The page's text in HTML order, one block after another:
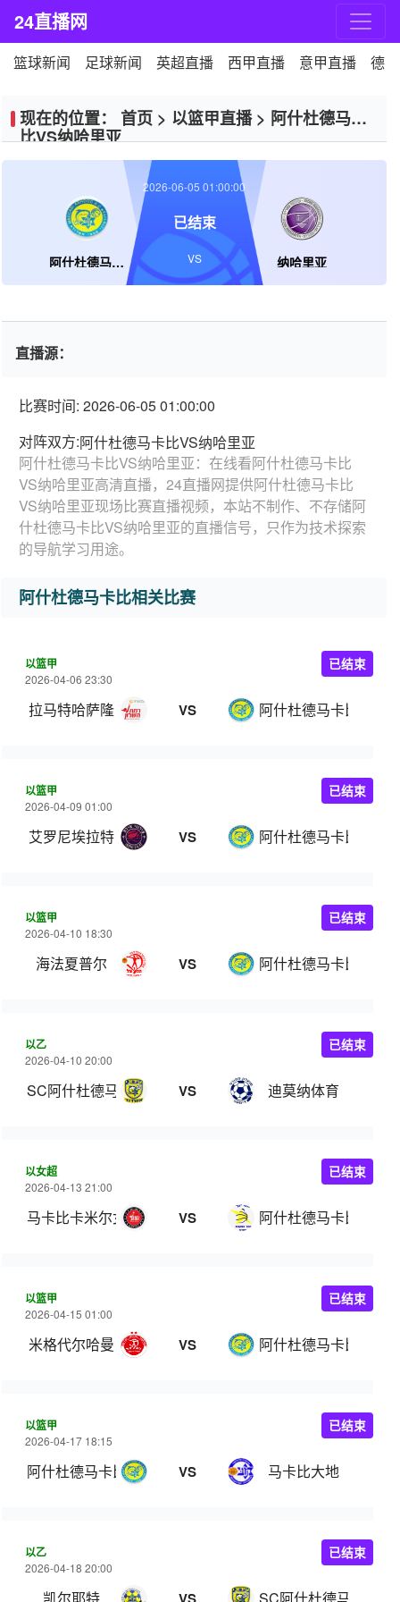
24直播网
篮球新闻 足球新闻 英超直播 西甲直播 意甲直播 德
现在的位置： 首页 > 以篮甲直播> 阿什杜德马卡
比VS纳哈里亚
阿什杜德马卡比 纳哈里亚
2026-06-05 01:00:00
已结束
VS
直播源：
比赛时间: 2026-06-05 01:00:00
对阵双方:阿什杜德马卡比VS纳哈里亚
阿什杜德马卡比VS纳哈里亚：在线看阿什杜德马卡比
VS纳哈里亚高清直播，24直播网提供阿什杜德马卡比
VS纳哈里亚现场比赛直播视频，本站不制作、不存储阿
什杜德马卡比VS纳哈里亚的直播信号，只作为技术探索
的导航学习用途。
阿什杜德马卡比相关比赛
以篮甲
2026-04-06 23:30
拉马特哈萨隆 VS 阿什杜德马卡比
已结束
以篮甲
2026-04-09 01:00
艾罗尼埃拉特 VS 阿什杜德马卡比
已结束
以篮甲
2026-04-10 18:30
海法夏普尔 VS 阿什杜德马卡比
已结束
以乙
2026-04-10 20:00
SC阿什杜德马卡比 VS 迪莫纳体育
已结束
以女超
2026-04-13 21:00
马卡比卡米尔女篮 VS 阿什杜德马卡比女篮
已结束
以篮甲
2026-04-15 01:00
米格代尔哈曼 VS 阿什杜德马卡比
已结束
以篮甲
2026-04-17 18:15
阿什杜德马卡比 VS 马卡比大地
已结束
以乙
2026-04-18 20:00
已结束